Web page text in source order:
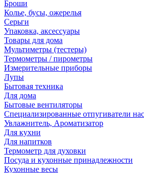
Броши
Колье, бусы, ожерелья
Серьги
Упаковка, аксессуары
Товары для дома
Мультиметры (тестеры)
Термометры / пирометры
Измерительные приборы
Лупы
Бытовая техника
Для дома
Бытовые вентиляторы
Специализированные отпугиватели
Увлажнитель, Ароматизатор
Для кухни
Для напитков
Термометр для духовки
Посуда и кухонные принадлежности
Кухонные весы